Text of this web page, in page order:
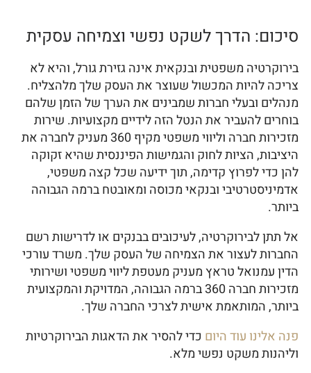
סיכום: הדרך לשקט נפשי וצמיחה עסקית
בירוקרטיה משפטית ובנקאית אינה גזירת גורל, והיא לא
צריכה להיות המכשול שעוצר את העסק שלך מלהצליח.
מנהלים ובעלי חברות שמבינים את הערך של הזמן שלהם
בוחרים להעביר את הנטל הזה לידיים מקצועיות. שירות
מזכירות חברה וליווי משפטי מקיף 360 מעניק לחברה את
היציבות, הציות לחוק והגמישות הפיננסית שהיא זקוקה
להן כדי לפרוץ קדימה, תוך ידיעה שכל קצה משפטי,
אדמיניסטרטיבי ובנקאי מכוסה ומאובטח ברמה הגבוהה
ביותר.
אל תתן לבירוקרטיה, לעיכובים בבנקים או לדרישות רשם
החברות לעצור את הצמיחה של העסק שלך. משרד עורכי
הדין עמנואל טראץ מעניק מעטפת ליווי משפטי ושירותי
מזכירות חברה 360 ברמה הגבוהה, המדויקת והמקצועית
ביותר, המותאמת אישית לצרכי החברה שלך.
פנה אלינו עוד היום כדי להסיר את הדאגות הבירוקרטיות
וליהנות משקט נפשי מלא.